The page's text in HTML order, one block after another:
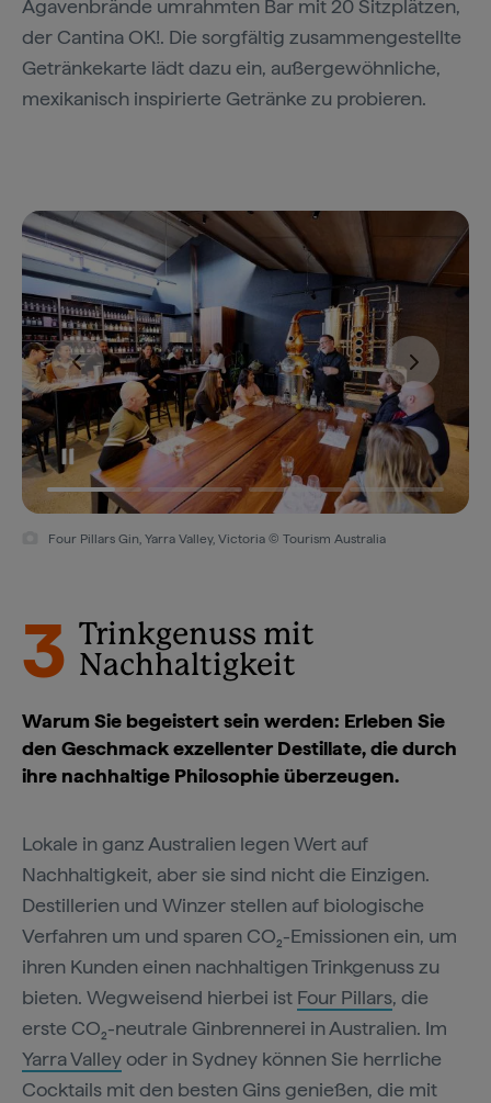
Agavenbrände umrahmten Bar mit 20 Sitzplätzen,
der Cantina OK!. Die sorgfältig zusammengestellte
Getränkekarte lädt dazu ein, außergewöhnliche,
mexikanisch inspirierte Getränke zu probieren.
Four Pillars Gin, Yarra Valley, Victoria © Tourism Australia
3 Trinkgenuss mit
Nachhaltigkeit
Warum Sie begeistert sein werden: Erleben Sie
den Geschmack exzellenter Destillate, die durch
ihre nachhaltige Philosophie überzeugen.
Lokale in ganz Australien legen Wert auf
Nachhaltigkeit, aber sie sind nicht die Einzigen.
Destillerien und Winzer stellen auf biologische
Verfahren um und sparen CO₂-Emissionen ein, um
ihren Kunden einen nachhaltigen Trinkgenuss zu
bieten. Wegweisend hierbei ist Four Pillars, die
erste CO₂-neutrale Ginbrennerei in Australien. Im
Yarra Valleyoder in Sydney können Sie herrliche
Cocktails mit den besten Gins genießen, die mit